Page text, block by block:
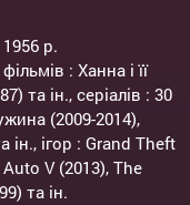
р.
: Ханна і її
та ін., серіалів : 30
(2009-2014),
ін., ігор : Grand Theft
V (2013), The
та ін.